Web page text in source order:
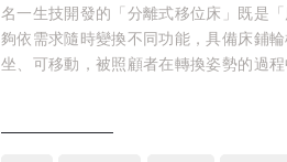
名一生技開發的「分離式移位床」既是
夠依需求隨時變換不同功能，具備床鋪
坐、可移動，被照顧者在轉換姿勢的過